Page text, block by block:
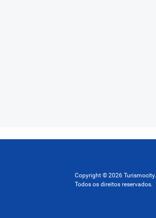
Copyright © 2026 Turismocity.
Todos os direitos reservados.